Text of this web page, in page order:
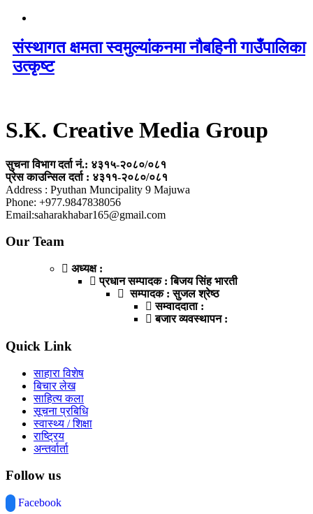
संस्थागत क्षमता स्वमुल्यांकनमा नौबहिनी गाउँपालिका
उत्कृष्ट
S.K. Creative Media Group
सुचना विभाग दर्ता नं.: ४३१५-२०८०/०८१
प्रेस काउन्सिल दर्ता : ४३११-२०८०/०८१
Address : Pyuthan Muncipality 9 Majuwa
Phone: +977.9847838056
Email:saharakhabar165@gmail.com
Our Team
अध्यक्ष :
प्रधान सम्पादक : बिजय सिंह भारती
सम्पादक : सुजल श्रेष्ठ
सम्वाददाता :
बजार व्यवस्थापन :
Quick Link
साहारा विशेष
बिचार लेख
साहित्य कला
सूचना प्रबिधि
स्वास्थ्य / शिक्षा
राष्ट्रिय
अन्तर्वार्ता
Follow us
Facebook